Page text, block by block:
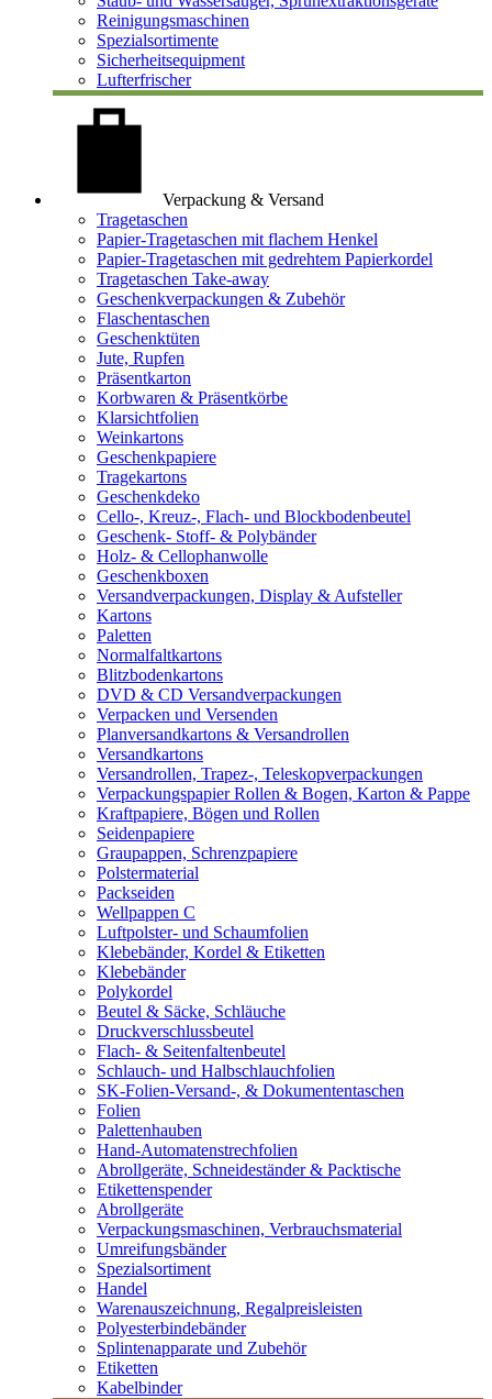
Reinigungsmaschinen
Spezialsortimente
Sicherheitsequipment
Lufterfrischer
Verpackung & Versand
Tragetaschen
Papier-Tragetaschen mit flachem Henkel
Papier-Tragetaschen mit gedrehtem Papierkordel
Tragetaschen Take-away
Geschenkverpackungen & Zubehör
Flaschentaschen
Geschenktüten
Jute, Rupfen
Präsentkarton
Korbwaren & Präsentkörbe
Klarsichtfolien
Weinkartons
Geschenkpapiere
Tragekartons
Geschenkdeko
Cello-, Kreuz-, Flach- und Blockbodenbeutel
Geschenk- Stoff- & Polybänder
Holz- & Cellophanwolle
Geschenkboxen
Versandverpackungen, Display & Aufsteller
Kartons
Paletten
Normalfaltkartons
Blitzbodenkartons
DVD & CD Versandverpackungen
Verpacken und Versenden
Planversandkartons & Versandrollen
Versandkartons
Versandrollen, Trapez-, Teleskopverpackungen
Verpackungspapier Rollen & Bogen, Karton & Pappe
Kraftpapiere, Bögen und Rollen
Seidenpapiere
Graupappen, Schrenzpapiere
Polstermaterial
Packseiden
Wellpappen C
Luftpolster- und Schaumfolien
Klebebänder, Kordel & Etiketten
Klebebänder
Polykordel
Beutel & Säcke, Schläuche
Druckverschlussbeutel
Flach- & Seitenfaltenbeutel
Schlauch- und Halbschlauchfolien
SK-Folien-Versand-, & Dokumententaschen
Folien
Palettenhauben
Hand-Automatenstrechfolien
Abrollgeräte, Schneideständer & Packtische
Etikettenspender
Abrollgeräte
Verpackungsmaschinen, Verbrauchsmaterial
Umreifungsbänder
Spezialsortiment
Handel
Warenauszeichnung, Regalpreisleisten
Polyesterbindebänder
Splintenapparate und Zubehör
Etiketten
Kabelbinder